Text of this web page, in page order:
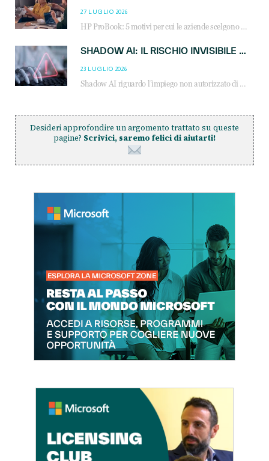
27 LUGLIO 2026
HP ProBook: 5 motivi per cui le aziende scelgono i notebook business HP per migliorare produttività, sicurezza e gestione dell’AI.
SHADOW AI: IL RISCHIO INVISIBILE CHE LE AZIENDE POSSONO GOVERNARE
23 LUGLIO 2026
Shadow AI riguardo l’impiego non autorizzato di sistemi AI all’interno dell’azienda. E’ una pratica che si diffonde a partire dai dipendenti fino ai dirigenti e mette a repentaglio la cybersecurity, con costi più elevati per le organizzazioni. Due recenti report illustrano il fenomeno e forniscono dati in merito
Desideri approfondire un argomento trattato su queste
pagine? Scrivici, saremo felici di aiutarti!